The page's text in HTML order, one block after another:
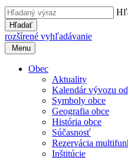
Hľadať
rozšírené vyhľadávanie
Menu
Obec
Aktuality
Kalendár vývozu
Symboly obce
Geografia obce
História obce
Súčasnosť
Rezervácia
Inštitúcie